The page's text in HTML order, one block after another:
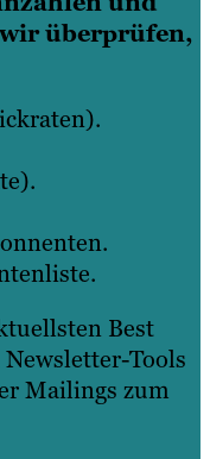
überprüfen,
Best
Tools
Mailings zum